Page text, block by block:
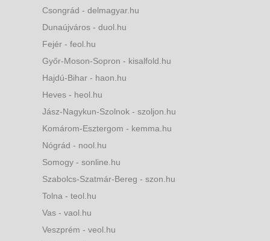
Csongrád - delmagyar.hu
Dunaújváros - duol.hu
Fejér - feol.hu
Győr-Moson-Sopron - kisalfold.hu
Hajdú-Bihar - haon.hu
Heves - heol.hu
Jász-Nagykun-Szolnok - szoljon.hu
Komárom-Esztergom - kemma.hu
Nógrád - nool.hu
Somogy - sonline.hu
Szabolcs-Szatmár-Bereg - szon.hu
Tolna - teol.hu
Vas - vaol.hu
Veszprém - veol.hu